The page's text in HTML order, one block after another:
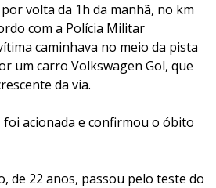
volta da 1h da manhã, no km
com a Polícia Militar
caminhava no meio da pista
um carro Volkswagen Gol, que
da via.
foi acionada e confirmou o óbito
de 22 anos, passou pelo teste do